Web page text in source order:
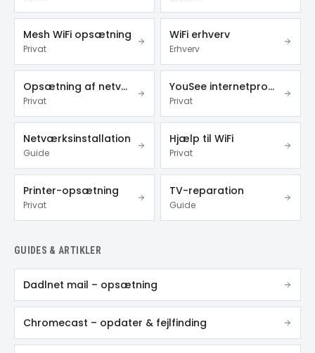
Mesh WiFi opsætning
Privat
WiFi erhverv
Erhverv
Opsætning af netværk
Privat
YouSee internetproblemer
Privat
Netværksinstallation
Guide
Hjælp til WiFi
Privat
Printer-opsætning
Privat
TV-reparation
Guide
GUIDES & ARTIKLER
Dadlnet mail – opsætning
Chromecast – opdater & fejlfinding